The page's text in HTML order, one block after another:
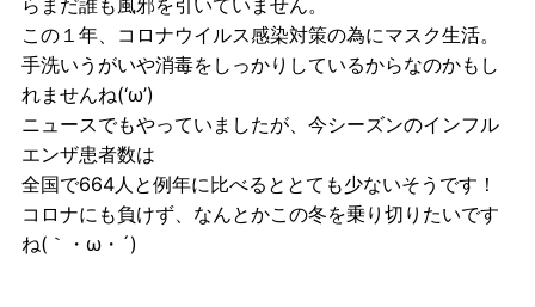
この１年、コロナウイルス感染対策の為にマスク生活。
手洗いうがいや消毒をしっかりしているからなのかもし
れませんね(‘ω’)
ニュースでもやっていましたが、今シーズンのインフル
エンザ患者数は
全国で664人と例年に比べるととても少ないそうです！
コロナにも負けず、なんとかこの冬を乗り切りたいです
ね(｀・ω・´)